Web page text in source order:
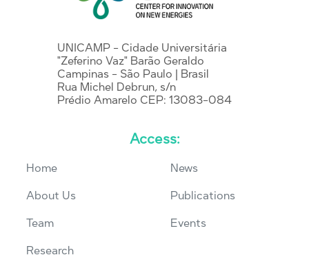
UNICAMP - Cidade Universitária
"Zeferino Vaz" Barão Geraldo
Campinas - São Paulo | Brasil
Rua Michel Debrun, s/n
Prédio Amarelo CEP: 13083-084
Access:
Home
About Us
Team
Research
News
Publications
Events